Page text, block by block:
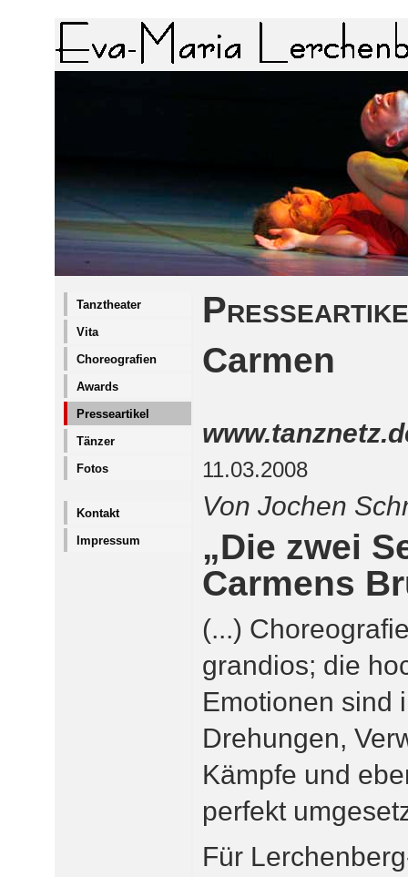
Tanztheater
Vita
Choreografien
Awards
Presseartikel
Tänzer
Fotos
Kontakt
Impressum
Carmen
11.03.2008
Von Jochen
„Die zwei
Carmens
(...)
grandios; die
Emotionen sind
Drehungen,
Kämpfe und
perfekt
Für